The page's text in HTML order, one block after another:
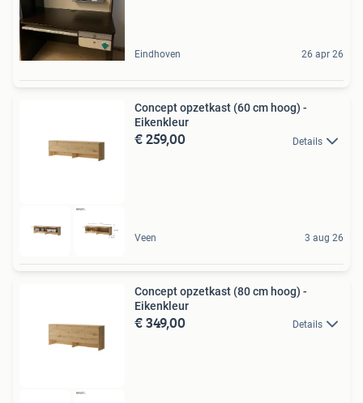
Eindhoven 26 apr 26
Concept opzetkast (60 cm hoog) -
Eikenkleur
€ 259,00 Details
Veen 3 aug 26
Concept opzetkast (80 cm hoog) -
Eikenkleur
€ 349,00 Details